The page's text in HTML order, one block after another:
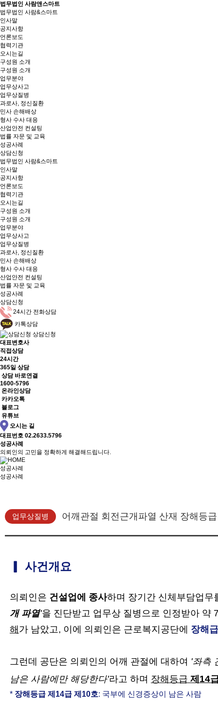
법무법인 사람앤스마트
법무법인 사람&스마트
인사말
공지사항
언론보도
협력기관
오시는길
구성원 소개
구성원 소개
업무분야
업무상사고
업무상질병
과로사, 정신질환
민사 손해배상
형사 수사 대응
산업안전 컨설팅
법률 자문 및 교육
성공사례
상담신청
법무법인 사람&스마트
인사말
공지사항
언론보도
협력기관
오시는길
구성원 소개
구성원 소개
업무분야
업무상사고
업무상질병
과로사, 정신질환
민사 손해배상
형사 수사 대응
산업안전 컨설팅
법률 자문 및 교육
성공사례
상담신청
24시간 전화상담
카톡상담
상담신청
대표변호사
직접상담
24시간
365일 상담
상담 바로연결
1600-5796
온라인상담
카카오톡
블로그
유튜브
오시는 길
대표번호 02.2633.5796
성공사례
의뢰인의 고민을 정확하게 해결해드립니다.
성공사례
성공사례
업무상질병 어깨관절 회전근개파열 산재 장해등
▎ 사건개요
의뢰인은 건설업에 종사하며 장기간 신체부담업
개 파열'을 진단받고 업무상 질병으로 인정받아
해 가 남았고, 이에 의뢰인은 근로복지공단에 장해
그런데 공단은 의뢰인의 어깨 관절에 대하여 '좌측
남은 사람에만 해당한다'라고 하며 장해등급 제14
* 장해등급 제14급 제10호: 국부에 신경증상이 남은 사람